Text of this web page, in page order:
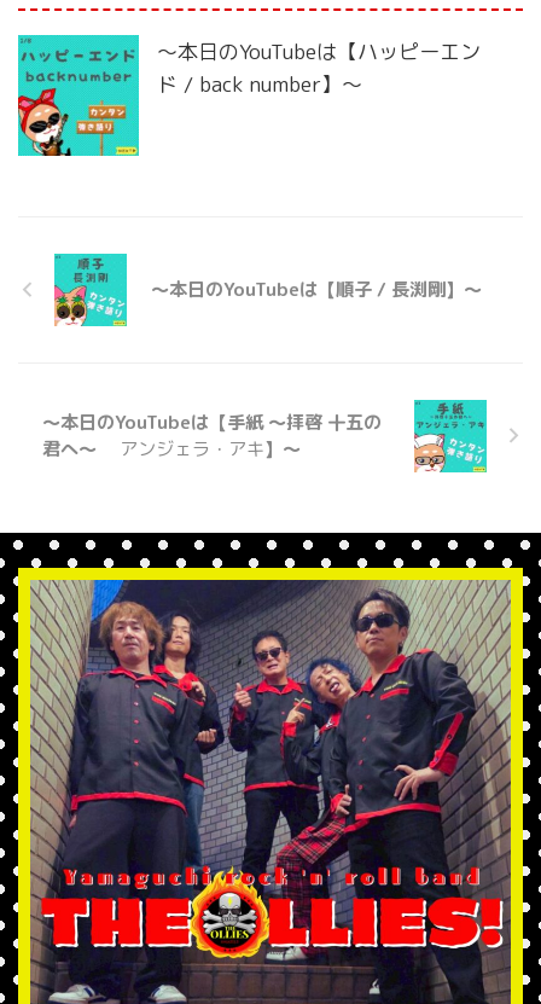
〜本日のYouTubeは【ハッピーエン
ド / back number】〜
〜本日のYouTubeは【順子 / 長渕剛】〜
〜本日のYouTubeは【手紙 ～拝啓 十五の
君へ～ アンジェラ・アキ】〜